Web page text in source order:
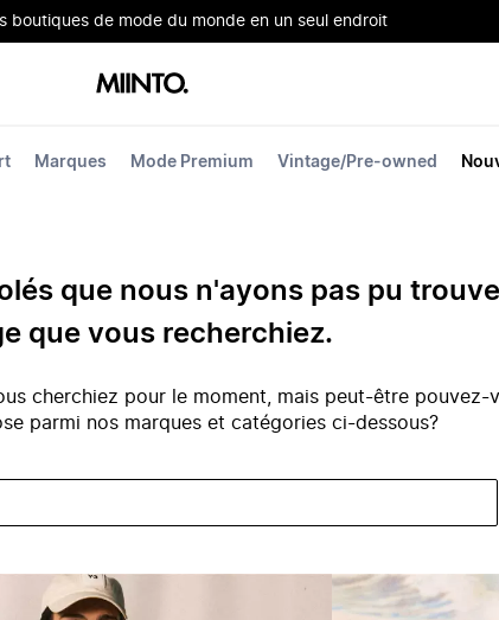
boutiques de mode du monde en un seul endroit
Marques Mode Premium Vintage/Pre-owned
que nous n'ayons pas pu
que vous recherchiez.
cherchiez pour le moment, mais peut-être pouvez-
parmi nos marques et catégories ci-dessous?